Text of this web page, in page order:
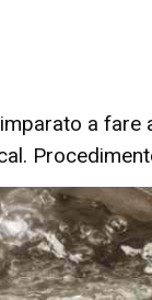
a fare